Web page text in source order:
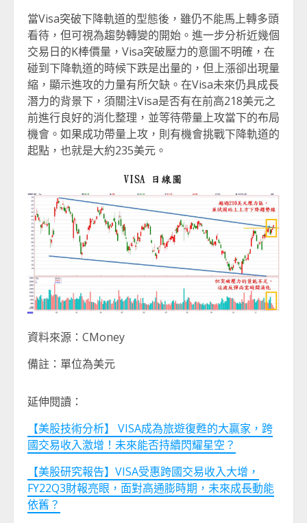
當Visa突破下降軌道的型態後，雖仍不能馬上轉多頭
看待，但可視為趨勢轉變的開始。進一步分析近幾個
交易日的K棒價量，Visa突破壓力的意圖不明確，在
碰到下降軌道的時候下跌是出量的，但上漲卻出現量
縮，顯示進攻的力量有所欠缺。在Visa未來仍具成長
潛力的背景下，須關注Visa是否有在前高218美元之
前進行良好的消化整理，並等待帶量上攻當下的布局
機會。如果成功帶量上攻，則有機會挑戰下降軌道的
起點，也就是大約235美元。
資料來源：CMoney
備註：單位為美元
延伸閱讀：
【美股技術分析】 VISA成為旅遊復甦的大贏家，跨
國交易收入激增！未來能否持續閃耀星空？
【美股研究報告】VISA受惠跨國交易收入大增，
FY22Q3財報亮眼，面對高通膨時期，未來成長動能
依舊？